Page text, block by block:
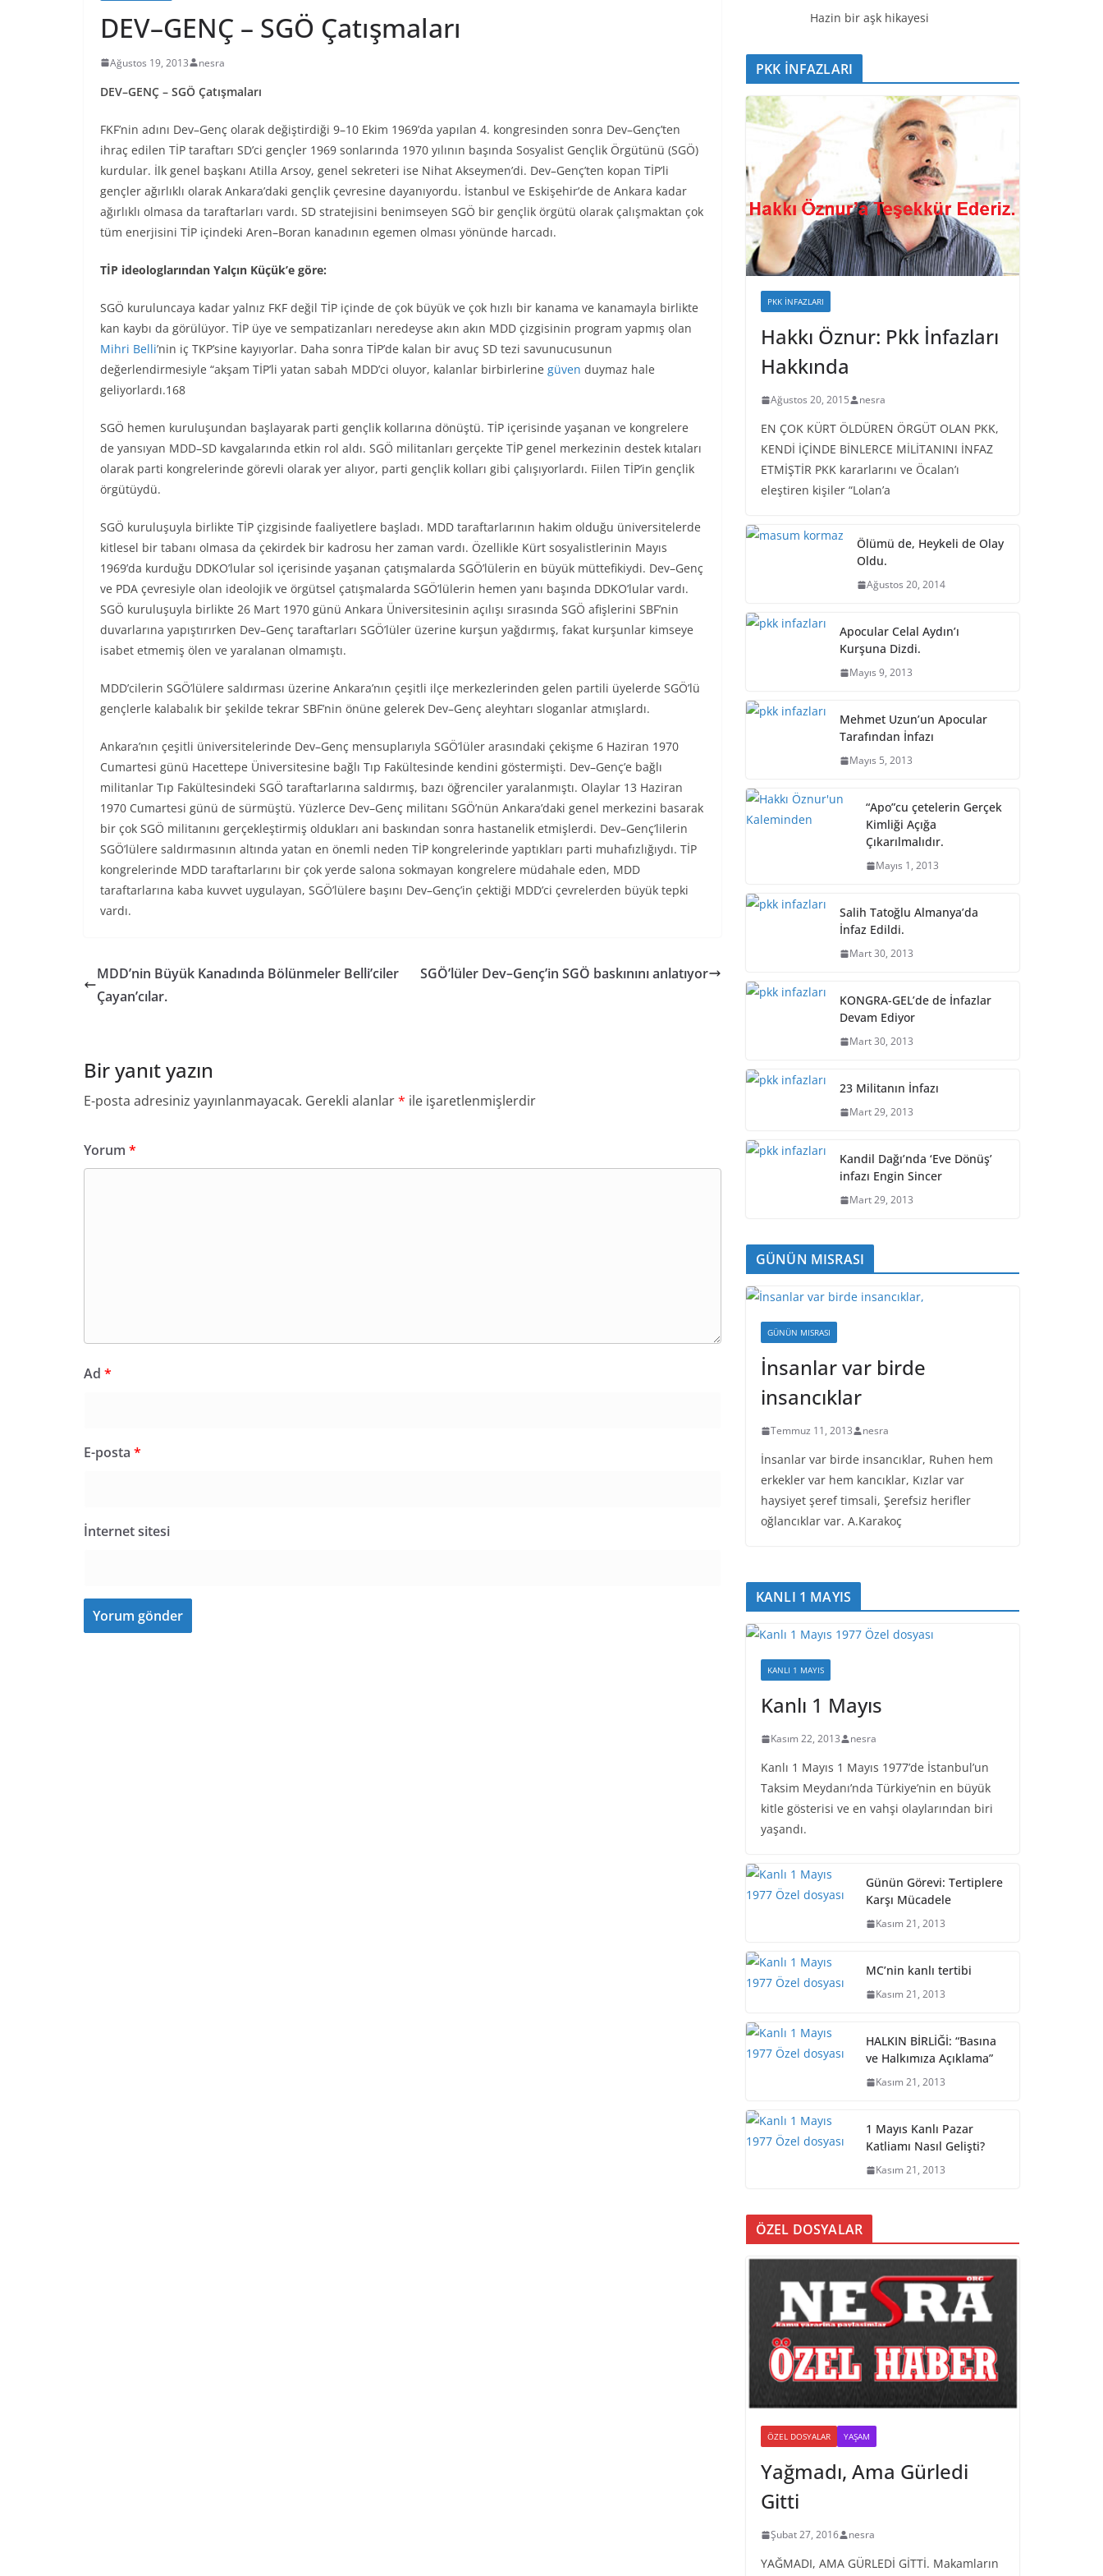
DEV–GENÇ – SGÖ Çatışmaları
Ağustos 19, 2013 nesra
DEV–GENÇ – SGÖ Çatışmaları
FKF’nin adını Dev–Genç olarak değiştirdiği 9–10 Ekim 1969’da yapılan 4. kongresinden sonra Dev–Genç’ten
ihraç edilen TİP taraftarı SD’ci gençler 1969 sonlarında 1970 yılının başında Sosyalist Gençlik Örgütünü (SGÖ)
kurdular. İlk genel başkanı Atilla Arsoy, genel sekreteri ise Nihat Akseymen’di. Dev–Genç’ten kopan TİP’li
gençler ağırlıklı olarak Ankara’daki gençlik çevresine dayanıyordu. İstanbul ve Eskişehir’de de Ankara kadar
ağırlıklı olmasa da taraftarları vardı. SD stratejisini benimseyen SGÖ bir gençlik örgütü olarak çalışmaktan çok
tüm enerjisini TİP içindeki Aren–Boran kanadının egemen olması yönünde harcadı.
TİP ideologlarından Yalçın Küçük’e göre:
SGÖ kuruluncaya kadar yalnız FKF değil TİP içinde de çok büyük ve çok hızlı bir kanama ve kanamayla birlikte
kan kaybı da görülüyor. TİP üye ve sempatizanları neredeyse akın akın MDD çizgisinin program yapmış olan
Mihri Belli’nin iç TKP’sine kayıyorlar. Daha sonra TİP’de kalan bir avuç SD tezi savunucusunun
değerlendirmesiyle “akşam TİP’li yatan sabah MDD’ci oluyor, kalanlar birbirlerine güven duymaz hale
geliyorlardı.168
SGÖ hemen kuruluşundan başlayarak parti gençlik kollarına dönüştü. TİP içerisinde yaşanan ve kongrelere
de yansıyan MDD–SD kavgalarında etkin rol aldı. SGÖ militanları gerçekte TİP genel merkezinin destek kıtaları
olarak parti kongrelerinde görevli olarak yer alıyor, parti gençlik kolları gibi çalışıyorlardı. Fiilen TİP’in gençlik
örgütüydü.
SGÖ kuruluşuyla birlikte TİP çizgisinde faaliyetlere başladı. MDD taraftarlarının hakim olduğu üniversitelerde
kitlesel bir tabanı olmasa da çekirdek bir kadrosu her zaman vardı. Özellikle Kürt sosyalistlerinin Mayıs
1969’da kurduğu DDKO’lular sol içerisinde yaşanan çatışmalarda SGÖ’lülerin en büyük müttefikiydi. Dev–Genç
ve PDA çevresiyle olan ideolojik ve örgütsel çatışmalarda SGÖ’lülerin hemen yanı başında DDKO’lular vardı.
SGÖ kuruluşuyla birlikte 26 Mart 1970 günü Ankara Üniversitesinin açılışı sırasında SGÖ afişlerini SBF’nin
duvarlarına yapıştırırken Dev–Genç taraftarları SGÖ’lüler üzerine kurşun yağdırmış, fakat kurşunlar kimseye
isabet etmemiş ölen ve yaralanan olmamıştı.
MDD’cilerin SGÖ’lülere saldırması üzerine Ankara’nın çeşitli ilçe merkezlerinden gelen partili üyelerde SGÖ’lü
gençlerle kalabalık bir şekilde tekrar SBF’nin önüne gelerek Dev–Genç aleyhtarı sloganlar atmışlardı.
Ankara’nın çeşitli üniversitelerinde Dev–Genç mensuplarıyla SGÖ’lüler arasındaki çekişme 6 Haziran 1970
Cumartesi günü Hacettepe Üniversitesine bağlı Tıp Fakültesinde kendini göstermişti. Dev–Genç’e bağlı
militanlar Tıp Fakültesindeki SGÖ taraftarlarına saldırmış, bazı öğrenciler yaralanmıştı. Olaylar 13 Haziran
1970 Cumartesi günü de sürmüştü. Yüzlerce Dev–Genç militanı SGÖ’nün Ankara’daki genel merkezini basarak
bir çok SGÖ militanını gerçekleştirmiş oldukları ani baskından sonra hastanelik etmişlerdi. Dev–Genç’lilerin
SGÖ’lülere saldırmasının altında yatan en önemli neden TİP kongrelerinde yaptıkları parti muhafızlığıydı. TİP
kongrelerinde MDD taraftarlarını bir çok yerde salona sokmayan kongrelere müdahale eden, MDD
taraftarlarına kaba kuvvet uygulayan, SGÖ’lülere başını Dev–Genç’in çektiği MDD’ci çevrelerden büyük tepki
vardı.
MDD’nin Büyük Kanadında Bölünmeler Belli’ciler
Çayan’cılar.
SGÖ’lüler Dev–Genç’in SGÖ baskınını anlatıyor
Bir yanıt yazın
E-posta adresiniz yayınlanmayacak. Gerekli alanlar* ile işaretlenmişlerdir
Yorum *
Ad *
E-posta *
İnternet sitesi
Hazin bir aşk hikayesi
PKK İNFAZLARI
PKK İNFAZLARI
Hakkı Öznur: Pkk İnfazları
Hakkında
Ağustos 20, 2015 nesra
EN ÇOK KÜRT ÖLDÜREN ÖRGÜT OLAN PKK,
KENDİ İÇİNDE BİNLERCE MİLİTANINI İNFAZ
ETMİŞTİR PKK kararlarını ve Öcalan’ı
eleştiren kişiler “Lolan’a
Ölümü de, Heykeli de Olay
Oldu.
Ağustos 20, 2014
Apocular Celal Aydın’ı
Kurşuna Dizdi.
Mayıs 9, 2013
Mehmet Uzun’un Apocular
Tarafından İnfazı
Mayıs 5, 2013
“Apo”cu çetelerin Gerçek
Kimliği Açığa
Çıkarılmalıdır.
Mayıs 1, 2013
Salih Tatoğlu Almanya’da
İnfaz Edildi.
Mart 30, 2013
KONGRA-GEL’de de İnfazlar
Devam Ediyor
Mart 30, 2013
23 Militanın İnfazı
Mart 29, 2013
Kandil Dağı’nda ‘Eve Dönüş’
infazı Engin Sincer
Mart 29, 2013
GÜNÜN MISRASI
GÜNÜN MISRASI
İnsanlar var birde
insancıklar
Temmuz 11, 2013 nesra
İnsanlar var birde insancıklar, Ruhen hem
erkekler var hem kancıklar, Kızlar var
haysiyet şeref timsali, Şerefsiz herifler
oğlancıklar var. A.Karakoç
KANLI 1 MAYIS
KANLI 1 MAYIS
Kanlı 1 Mayıs
Kasım 22, 2013 nesra
Kanlı 1 Mayıs 1 Mayıs 1977’de İstanbul’un
Taksim Meydanı’nda Türkiye’nin en büyük
kitle gösterisi ve en vahşi olaylarından biri
yaşandı.
Günün Görevi: Tertiplere
Karşı Mücadele
Kasım 21, 2013
MC’nin kanlı tertibi
Kasım 21, 2013
HALKIN BİRLİĞİ: “Basına
ve Halkımıza Açıklama”
Kasım 21, 2013
1 Mayıs Kanlı Pazar
Katliamı Nasıl Gelişti?
Kasım 21, 2013
ÖZEL DOSYALAR
ÖZEL DOSYALAR YAŞAM
Yağmadı, Ama Gürledi
Gitti
Şubat 27, 2016 nesra
YAĞMADI, AMA GÜRLEDİ GİTTİ. Makamların